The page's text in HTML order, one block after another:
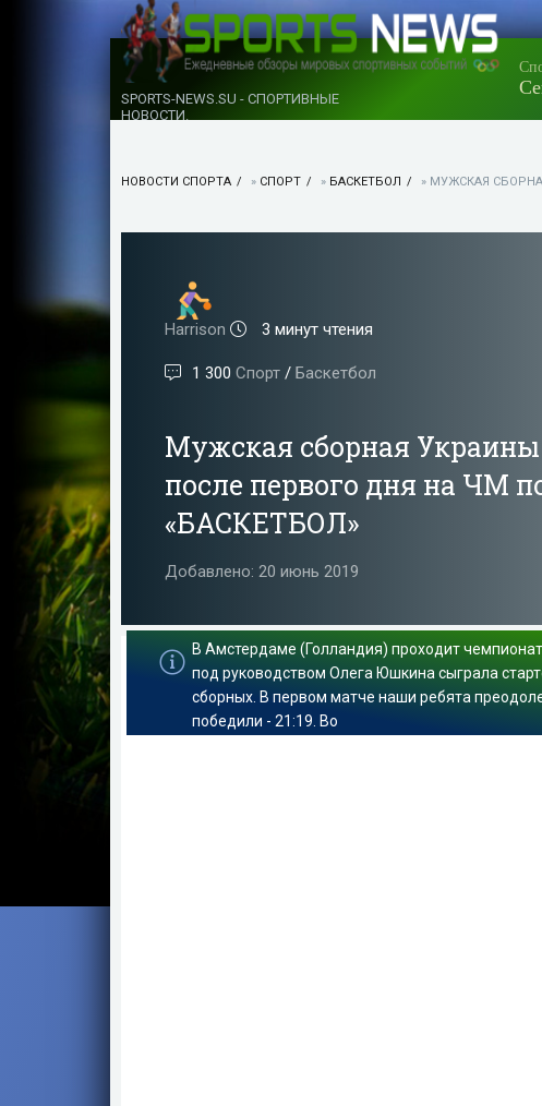
SPORTS-NEWS.SU - СПОРТИВНЫЕ
НОВОСТИ.
НОВОСТИ СПОРТА » СПОРТ » БАСКЕТБОЛ » МУЖСКАЯ
Harrison 3 минут чтения
1 300 Спорт/ Баскетбол
Мужская сборная Украины
после первого дня на ЧМ
«БАСКЕТБОЛ»
Добавлено: 20 июнь 2019
В Амстердаме (Голландия) проходит
под руководством Олега Юшкина сыграла
сборных. В первом матче наши ребята
победили - 21:19. Во